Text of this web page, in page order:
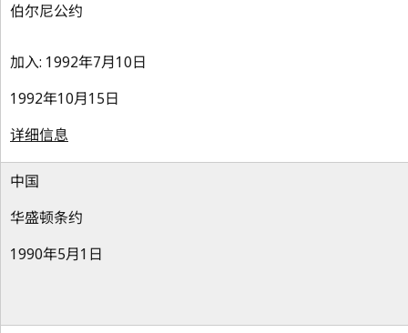
伯尔尼公约
加入: 1992年7月10日
1992年10月15日
详细信息
中国
华盛顿条约
1990年5月1日